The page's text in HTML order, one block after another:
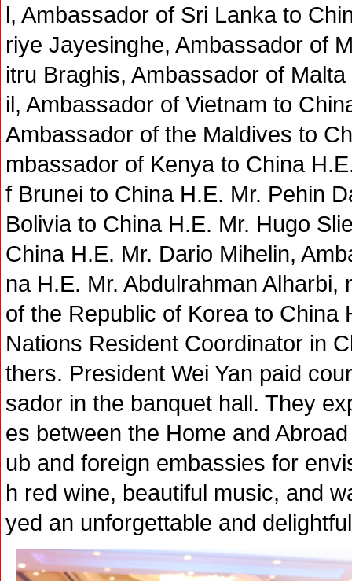
l, Ambassador of Sri Lanka to
riye Jayesinghe, Ambassador of
itru Braghis, Ambassador of
il, Ambassador of Vietnam to
Ambassador of the Maldives to
mbassador of Kenya to China
f Brunei to China H.E. Mr. Pehin
Bolivia to China H.E. Mr. Hugo
China H.E. Mr. Dario Mihelin,
na H.E. Mr. Abdulrahman
of the Republic of Korea to China
Nations Resident Coordinator in
thers. President Wei Yan paid
sador in the banquet hall. They
es between the Home and
ub and foreign embassies for
h red wine, beautiful music, and
yed an unforgettable and